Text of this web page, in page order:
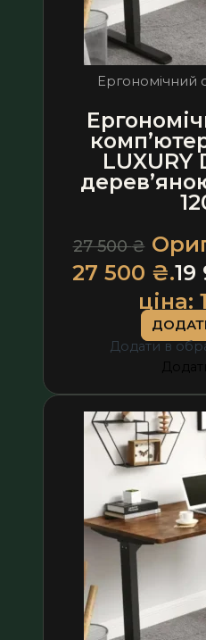
Ергономічний
LUXURY
27 500₴
27 500 ₴.19
ціна:
Додати в